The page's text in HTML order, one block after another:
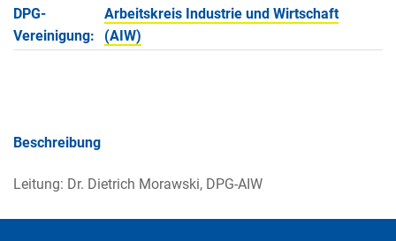
DPG-
Vereinigung:
Arbeitskreis Industrie und Wirtschaft
(AIW)
Beschreibung
Leitung: Dr. Dietrich Morawski, DPG-AIW